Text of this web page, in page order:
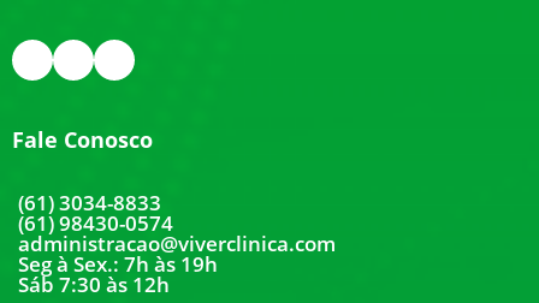
Fale Conosco
(61) 3034-8833
(61) 98430-0574
administracao@viverclinica.com
Seg à Sex.: 7h às 19h
Sáb 7:30 às 12h